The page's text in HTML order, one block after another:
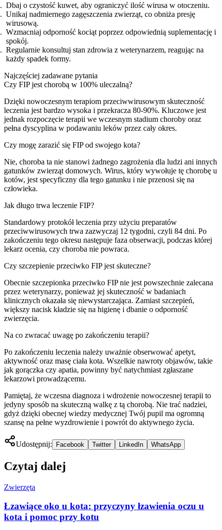
Dbaj o czystość kuwet, aby ograniczyć ilość wirusa w otoczeniu.
Unikaj nadmiernego zagęszczenia zwierząt, co obniża presję
wirusową.
Wzmacniaj odporność kociąt poprzez odpowiednią suplementację i
spokój.
Regularnie konsultuj stan zdrowia z weterynarzem, reagując na
każdy spadek formy.
Najczęściej zadawane pytania
Czy FIP jest chorobą w 100% uleczalną?
Dzięki nowoczesnym terapiom przeciwwirusowym skuteczność
leczenia jest bardzo wysoka i przekracza 80-90%. Kluczowe jest
jednak rozpoczęcie terapii we wczesnym stadium choroby oraz
pełna dyscyplina w podawaniu leków przez cały okres.
Czy mogę zarazić się FIP od swojego kota?
Nie, choroba ta nie stanowi żadnego zagrożenia dla ludzi ani innych
gatunków zwierząt domowych. Wirus, który wywołuje tę chorobę u
kotów, jest specyficzny dla tego gatunku i nie przenosi się na
człowieka.
Jak długo trwa leczenie FIP?
Standardowy protokół leczenia przy użyciu preparatów
przeciwwirusowych trwa zazwyczaj 12 tygodni, czyli 84 dni. Po
zakończeniu tego okresu następuje faza obserwacji, podczas której
lekarz ocenia, czy choroba nie powraca.
Czy szczepienie przeciwko FIP jest skuteczne?
Obecnie szczepionka przeciwko FIP nie jest powszechnie zalecana
przez weterynarzy, ponieważ jej skuteczność w badaniach
klinicznych okazała się niewystarczająca. Zamiast szczepień,
większy nacisk kładzie się na higienę i dbanie o odporność
zwierzęcia.
Na co zwracać uwagę po zakończeniu terapii?
Po zakończeniu leczenia należy uważnie obserwować apetyt,
aktywność oraz masę ciała kota. Wszelkie nawroty objawów, takie
jak gorączka czy apatia, powinny być natychmiast zgłaszane
lekarzowi prowadzącemu.
Pamiętaj, że wczesna diagnoza i wdrożenie nowoczesnej terapii to
jedyny sposób na skuteczną walkę z tą chorobą. Nie trać nadziei,
gdyż dzięki obecnej wiedzy medycznej Twój pupil ma ogromną
szansę na pełne wyzdrowienie i powrót do aktywnego życia.
Udostępnij: Facebook Twitter LinkedIn WhatsApp
Czytaj dalej
Zwierzęta
Łzawiące oko u kota: przyczyny łzawienia oczu u
kota i pomoc przy kotu